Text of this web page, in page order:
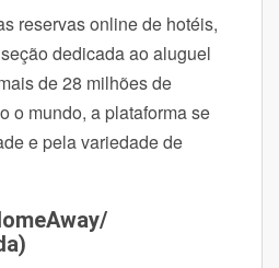
reservas online de hotéis,
dedicada ao aluguel
de 28 milhões de
o mundo, a plataforma se
e pela variedade de